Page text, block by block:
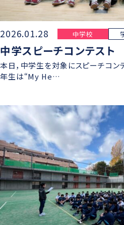
2026.01.28 中学校
中学スピーチコンテスト
本日，中学生を対象にスピーチコン
年生は“My He…